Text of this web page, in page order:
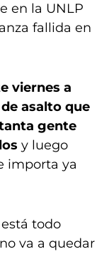
en la UNLP
fallida en
viernes a
asalto que
gente
y luego
importa ya
está todo
va a quedar